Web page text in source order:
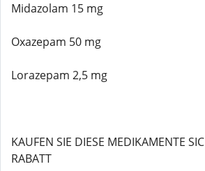
Midazolam 15 mg
Oxazepam 50 mg
Lorazepam 2,5 mg
KAUFEN SIE DIESE MEDIKAMENTE
RABATT